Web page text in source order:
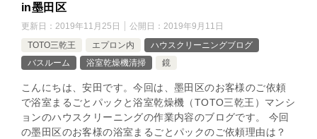
in墨田区
更新日： 2019年11月25日 公開日： 2019年9月11日
TOTO三乾王
エプロン内
ハウスクリーニングブログ
バスルーム
浴室乾燥機清掃 鏡
こんにちは、安田です。今回は、墨田区のお客様のご依頼
で浴室まるごとパックと浴室乾燥機（TOTO三乾王）マンシ
ョンのハウスクリーニングの作業内容のブログです。 今回
の墨田区のお客様の浴室まるごとパックのご依頼理由は？